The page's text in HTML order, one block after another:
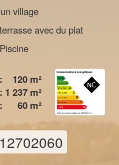
village
avec du plat
120 m²
1 237 m²
60 m²